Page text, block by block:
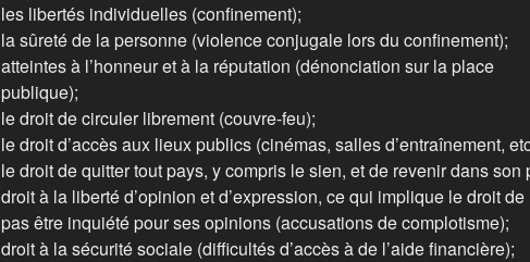
les libertés individuelles (confinement);
la sûreté de la personne (violence conjugale lors du confinement);
atteintes à l’honneur et à la réputation (dénonciation sur la place
publique);
le droit de circuler librement (couvre-feu);
le droit d’accès aux lieux publics (cinémas, salles d’entraînement,
le droit de quitter tout pays, y compris le sien, et de revenir dans son
droit à la liberté d’opinion et d’expression, ce qui implique le droit de
pas être inquiété pour ses opinions (accusations de complotisme);
droit à la sécurité sociale (difficultés d’accès à de l’aide financière);